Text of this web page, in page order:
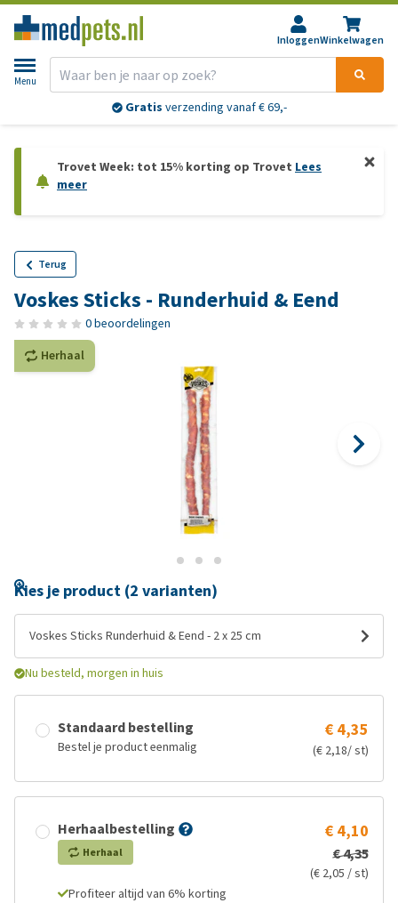
InloggenWinkelwagen
Menu
Gratis verzending vanaf € 69,-
Trovet Week: tot 15% korting op Trovet Lees
meer
Terug
Voskes Sticks - Runderhuid & Eend
0 beoordelingen
Herhaal
Kies je product (2 varianten)
Voskes Sticks Runderhuid & Eend - 2 x 25 cm
Nu besteld, morgen in huis
Standaard bestelling
Bestel je product eenmalig
€ 4,35
(€ 2,18/ st)
Herhaalbestelling
Herhaal
€ 4,10
€ 4,35
(€ 2,05 / st)
Profiteer altijd van 6% korting